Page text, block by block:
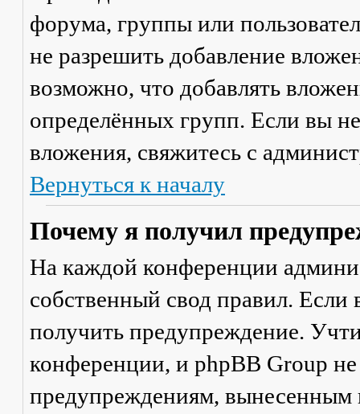
форума, группы или
не разрешить добавление
возможно, что добавлять
определённых групп. Если вы
вложения, свяжитесь с
Вернуться к началу
Почему я получил
На каждой конференции
собственный свод правил.
получить предупреждение.
конференции, и phpBB Group
предупреждениям, вынесенным